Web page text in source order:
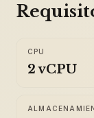
CPU
2 vCPU